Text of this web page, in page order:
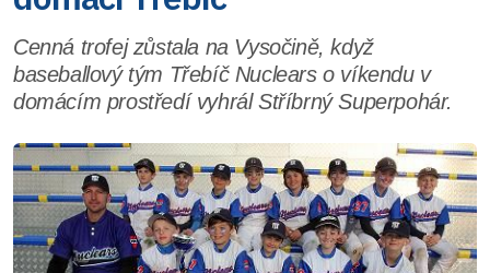
Cenná trofej zůstala na Vysočině, když
baseballový tým Třebíč Nuclears o víkendu v
domácím prostředí vyhrál Stříbrný Superpohár.